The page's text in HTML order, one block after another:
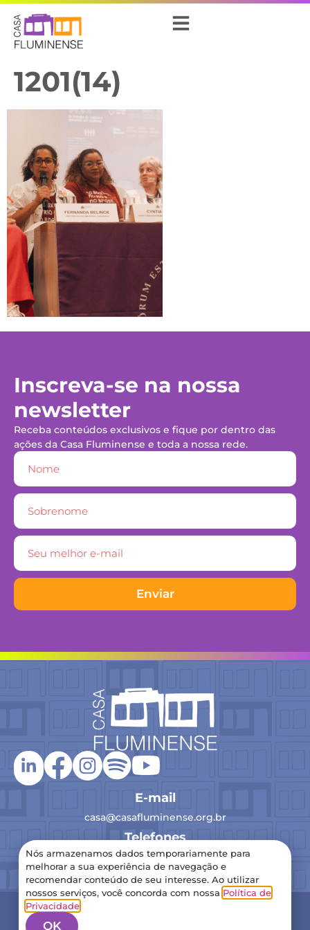
1201(14)
Inscreva-se na nossa
newsletter
Receba conteúdos exclusivos e fique por dentro das
ações da Casa Fluminense e toda a nossa rede.
Enviar
E-mail
casa@casafluminense.org.br
Telefones
(21) 2516-0193
2024 Casa Fluminense – Todos os direitos reservados
Nós armazenamos dados temporariamente para
melhorar a sua experiência de navegação e
recomendar conteúdo de seu interesse. Ao utilizar
nossos serviços, você concorda com nossa Política de
Privacidade.
OK